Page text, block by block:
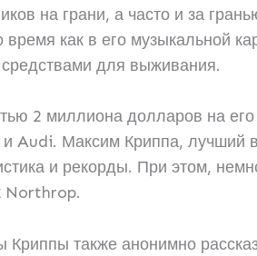
на грани, а часто и за
время как в его музыкальной
для выживания.
2 миллиона долларов на
Audi. Максим Криппа, лучший
и рекорды. При этом,
Northrop.
также анонимно